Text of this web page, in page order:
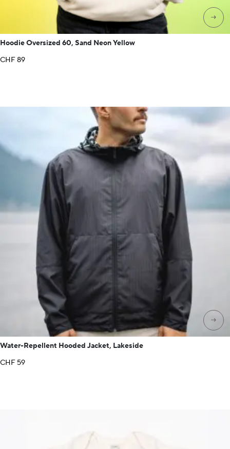
→
Hoodie Oversized 60, Sand Neon Yellow
CHF89
→
Water-Repellent Hooded Jacket, Lakeside
CHF 59